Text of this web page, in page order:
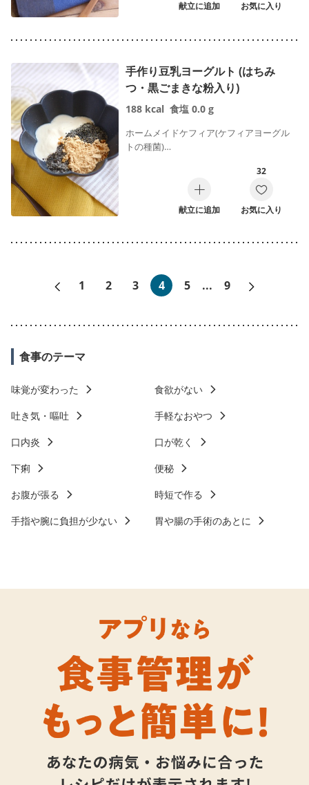
献立に追加 お気に入り
手作り豆乳ヨーグルト (はちみ
つ・黒ごまきな粉入り)
188 kcal 食塩 0.0 g
ホームメイドケフィア(ケフィアヨーグル
トの種菌)…
献立に追加
32
お気に入り
«前へ
1 2 3 4 5 ... 9
食事のテーマ
味覚が変わった
食欲がない
吐き気・嘔吐
手軽なおやつ
口内炎
口が乾く
下痢
便秘
お腹が張る
時短で作る
手指や腕に負担が少ない
胃や腸の手術のあとに